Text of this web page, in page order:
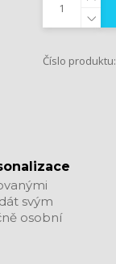
Číslo produktu:
svým
osobní